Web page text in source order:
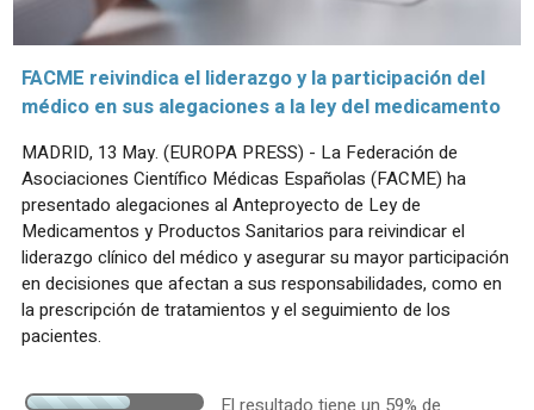
FACME reivindica el liderazgo y la participación del
médico en sus alegaciones a la ley del medicamento
MADRID, 13 May. (EUROPA PRESS) - La Federación de
Asociaciones Científico Médicas Españolas (FACME) ha
presentado alegaciones al Anteproyecto de Ley de
Medicamentos y Productos Sanitarios para reivindicar el
liderazgo clínico del médico y asegurar su mayor participación
en decisiones que afectan a sus responsabilidades, como en
la prescripción de tratamientos y el seguimiento de los
pacientes.
El resultado tiene un 59% de